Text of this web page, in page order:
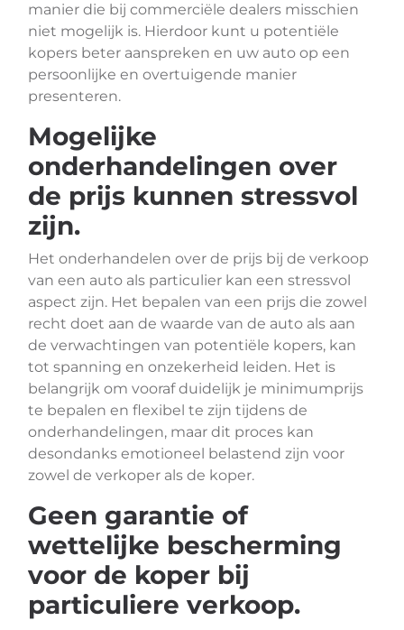
manier die bij commerciële dealers misschien
niet mogelijk is. Hierdoor kunt u potentiële
kopers beter aanspreken en uw auto op een
persoonlijke en overtuigende manier
presenteren.
Mogelijke
onderhandelingen over
de prijs kunnen stressvol
zijn.
Het onderhandelen over de prijs bij de verkoop
van een auto als particulier kan een stressvol
aspect zijn. Het bepalen van een prijs die zowel
recht doet aan de waarde van de auto als aan
de verwachtingen van potentiële kopers, kan
tot spanning en onzekerheid leiden. Het is
belangrijk om vooraf duidelijk je minimumprijs
te bepalen en flexibel te zijn tijdens de
onderhandelingen, maar dit proces kan
desondanks emotioneel belastend zijn voor
zowel de verkoper als de koper.
Geen garantie of
wettelijke bescherming
voor de koper bij
particuliere verkoop.